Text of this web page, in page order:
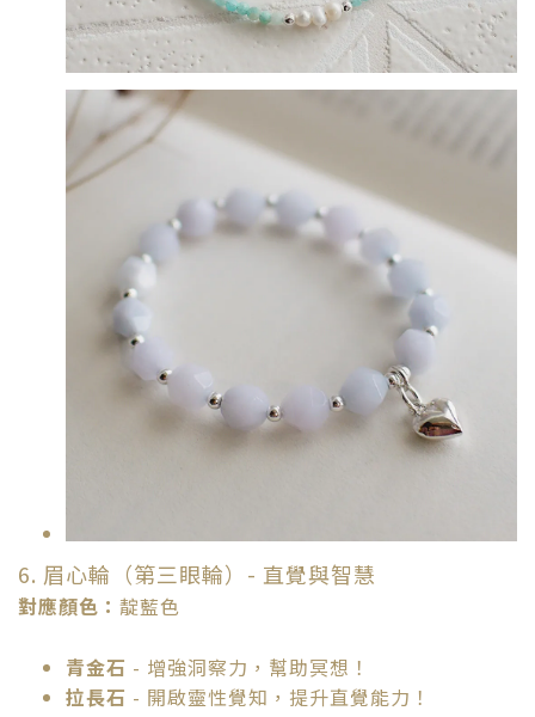
6. 眉心輪（第三眼輪）- 直覺與智慧
對應顏色： 靛藍色
青金石 - 增強洞察力，幫助冥想！
拉長石 - 開啟靈性覺知，提升直覺能力！